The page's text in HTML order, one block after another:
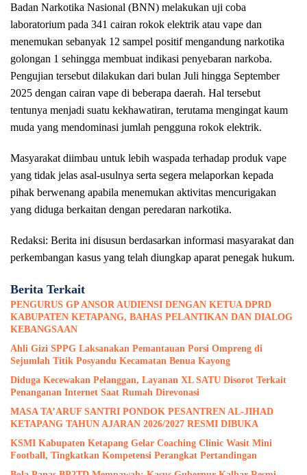
Badan Narkotika Nasional (BNN) melakukan uji coba
laboratorium pada 341 cairan rokok elektrik atau vape dan
menemukan sebanyak 12 sampel positif mengandung narkotika
golongan 1 sehingga membuat indikasi penyebaran narkoba.
Pengujian tersebut dilakukan dari bulan Juli hingga September
2025 dengan cairan vape di beberapa daerah. Hal tersebut
tentunya menjadi suatu kekhawatiran, terutama mengingat kaum
muda yang mendominasi jumlah pengguna rokok elektrik.
Masyarakat diimbau untuk lebih waspada terhadap produk vape
yang tidak jelas asal-usulnya serta segera melaporkan kepada
pihak berwenang apabila menemukan aktivitas mencurigakan
yang diduga berkaitan dengan peredaran narkotika.
Redaksi: Berita ini disusun berdasarkan informasi masyarakat dan
perkembangan kasus yang telah diungkap aparat penegak hukum.
Berita Terkait
PENGURUS GP ANSOR AUDIENSI DENGAN KETUA DPRD
KABUPATEN KETAPANG, BAHAS PELANTIKAN DAN DIALOG
KEBANGSAAN
Ahli Gizi SPPG Laksanakan Pemantauan Porsi Ompreng di
Sejumlah Titik Posyandu Kecamatan Benua Kayong
Diduga Kecewakan Pelanggan, Layanan XL SATU Disorot Terkait
Penanganan Internet Saat Rumah Direvonasi
MASA TA’ARUF SANTRI PONDOK PESANTREN AL-JIHAD
KETAPANG TAHUN AJARAN 2026/2027 RESMI DIBUKA
KSMI Kabupaten Ketapang Gelar Coaching Clinic Wasit Mini
Football, Tingkatkan Kompetensi Perangkat Pertandingan